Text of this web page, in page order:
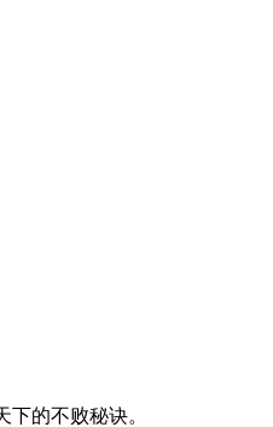
的不败秘诀。